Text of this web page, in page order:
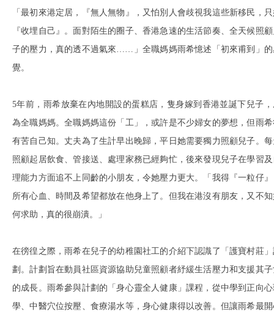
「最初來港定居，『無人無物』，又怕別人會歧視我這些新移民，
『收埋自己』。面對陌生的圈子、香港急速的生活節奏、全天候照
子的壓力，真的透不過氣來……」全職媽媽雨希憶述「初來甫到」的
覺。
5年前，雨希放棄在內地開設的蛋糕店，隻身嫁到香港並誕下兒子，
為全職媽媽。全職媽媽這份「工」，或許是不少婦女的夢想，但雨
有苦自己知。丈夫為了生計早出晚歸，平日她需要獨力照顧兒子。
照顧起居飲食、管接送、處理家務已經夠忙，後來發現兒子在學習
理能力方面追不上同齡的小朋友，令她壓力更大。「我得『一粒仔
所有心血、時間及希望都放在他身上了。但我在港沒有朋友，又不
何求助，真的很崩潰。」
在徬徨之際，雨希在兒子的幼稚園社工的介紹下認識了「護寶村莊
劃。計劃旨在動員社區資源協助兒童照顧者紓緩生活壓力和支援其
的成長。雨希參與計劃的「身心靈全人健康」課程，從中學到正向
學、中醫穴位按壓、食療湯水等，身心健康得以改善。但讓雨希最